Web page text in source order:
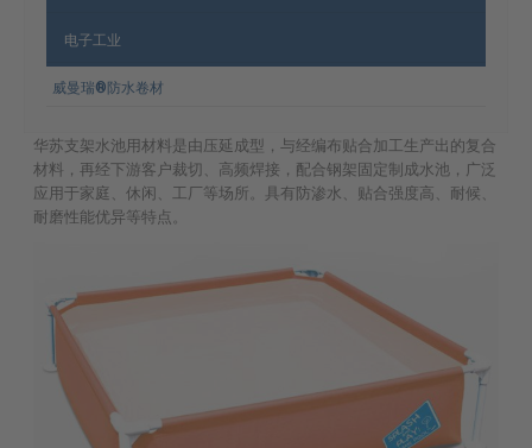
电子工业
威曼瑞®防水卷材
华苏支架水池用材料是由压延成型，与经编布贴合加工生产出的复合
材料，再经下游客户裁切、高频焊接，配合钢架固定制成水池，广泛
应用于家庭、休闲、工厂等场所。具有防渗水、贴合强度高、耐候、
耐磨性能优异等特点。